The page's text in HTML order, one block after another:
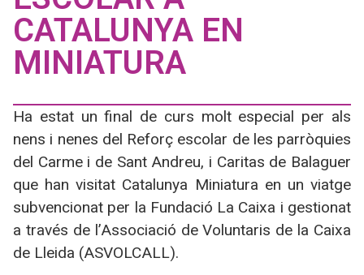
CATALUNYA EN
MINIATURA
Ha estat un final de curs molt especial per als
nens i nenes del Reforç escolar de les parròquies
del Carme i de Sant Andreu, i Caritas de Balaguer
que han visitat Catalunya Miniatura en un viatge
subvencionat per la Fundació La Caixa i gestionat
a través de l’Associació de Voluntaris de la Caixa
de Lleida (ASVOLCALL).